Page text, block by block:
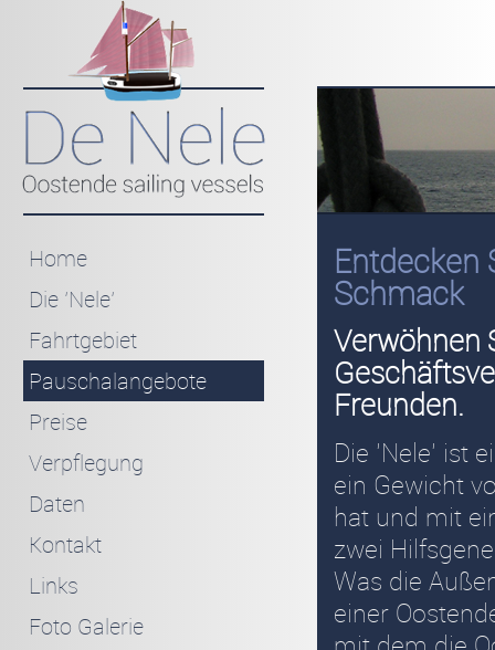
Home
Die 'Nele'
Fahrtgebiet
Pauschalangebote
Preise
Verpflegung
Daten
Kontakt
Links
Foto Galerie
Entdecken
Schmack
Verwöhnen
Freunden.
Die 'Nele' ist
ein Gewicht
hat und mit
zwei
Was die
einer